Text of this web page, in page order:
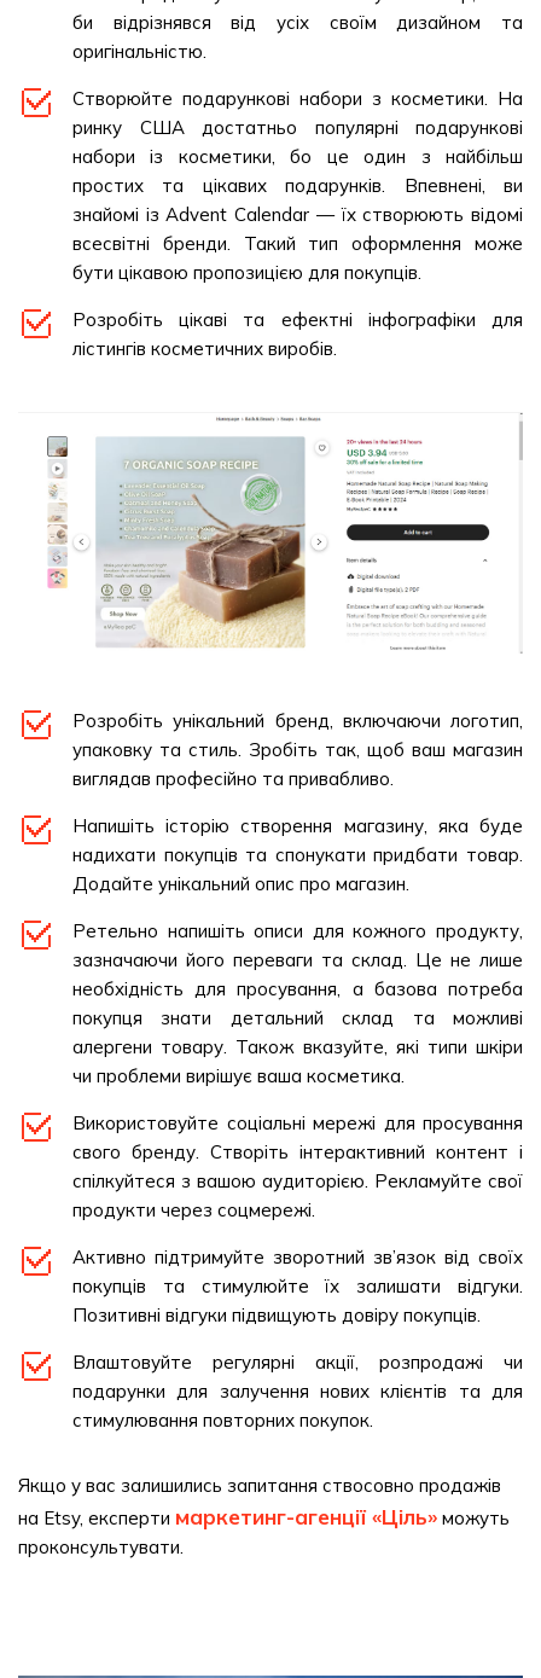
би відрізнявся від усіх своїм дизайном та
оригінальністю.
Створюйте подарункові набори з косметики. На
ринку США достатньо популярні подарункові
набори із косметики, бо це один з найбільш
простих та цікавих подарунків. Впевнені, ви
знайомі із Advent Calendar — їх створюють відомі
всесвітні бренди. Такий тип оформлення може
бути цікавою пропозицією для покупців.
Розробіть цікаві та ефектні інфографіки для
лістингів косметичних виробів.
Розробіть унікальний бренд, включаючи логотип,
упаковку та стиль. Зробіть так, щоб ваш магазин
виглядав професійно та привабливо.
Напишіть історію створення магазину, яка буде
надихати покупців та спонукати придбати товар.
Додайте унікальний опис про магазин.
Ретельно напишіть описи для кожного продукту,
зазначаючи його переваги та склад. Це не лише
необхідність для просування, а базова потреба
покупця знати детальний склад та можливі
алергени товару. Також вказуйте, які типи шкіри
чи проблеми вирішує ваша косметика.
Використовуйте соціальні мережі для просування
свого бренду. Створіть інтерактивний контент і
спілкуйтеся з вашою аудиторією. Рекламуйте свої
продукти через соцмережі.
Активно підтримуйте зворотний зв’язок від своїх
покупців та стимулюйте їх залишати відгуки.
Позитивні відгуки підвищують довіру покупців.
Влаштовуйте регулярні акції, розпродажі чи
подарунки для залучення нових клієнтів та для
стимулювання повторних покупок.
Якщо у вас залишились запитання ствосовно продажів
на Etsy, експерти маркетинг-агенції «Ціль» можуть
проконсультувати.